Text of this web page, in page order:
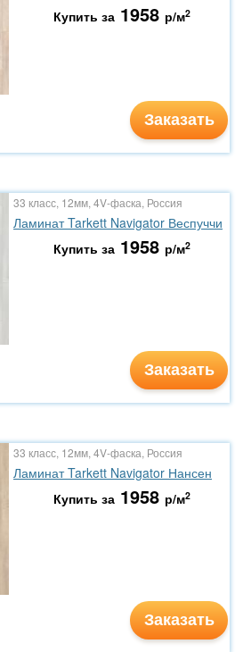
Купить за 1958 р/м2
Заказать
33 класс, 12мм, 4V-фаска, Россия
Ламинат Tarkett Navigator Веспуччи
Купить за 1958 р/м2
Заказать
33 класс, 12мм, 4V-фаска, Россия
Ламинат Tarkett Navigator Нансен
Купить за 1958 р/м2
Заказать